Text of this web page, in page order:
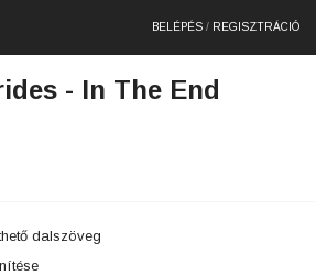
BELÉPÉS / REGISZTRÁCIÓ
- In The End
dalszöveg